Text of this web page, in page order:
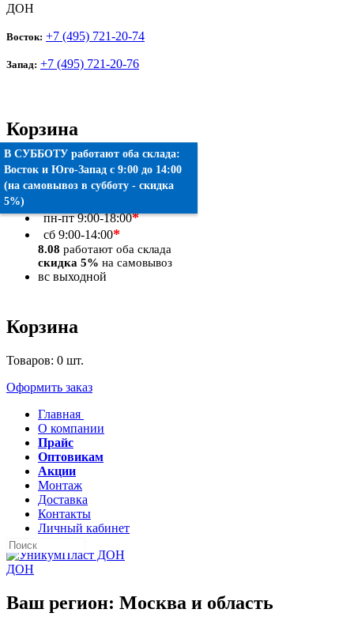
ДОН
Восток: +7 (495) 721-20-74
Запад: +7 (495) 721-20-76
Корзина
Товаров:0 шт.
Оформить заказ
пн-пт9:00-18:00*
сб 9:00-14:00*
8.08 работают оба склада
скидка 5% на самовывоз
вс выходной
Корзина
Товаров: 0 шт.
Оформить заказ
Главная
О компании
Прайс
Оптовикам
Акции
Монтаж
Доставка
Контакты
Личный кабинет
ДОН
Ваш регион: Москва и область
В СУББОТУ работают оба склада:
Восток и Юго-Запад c 9:00 до 14:00
(на самовывоз в субботу - скидка
5%)